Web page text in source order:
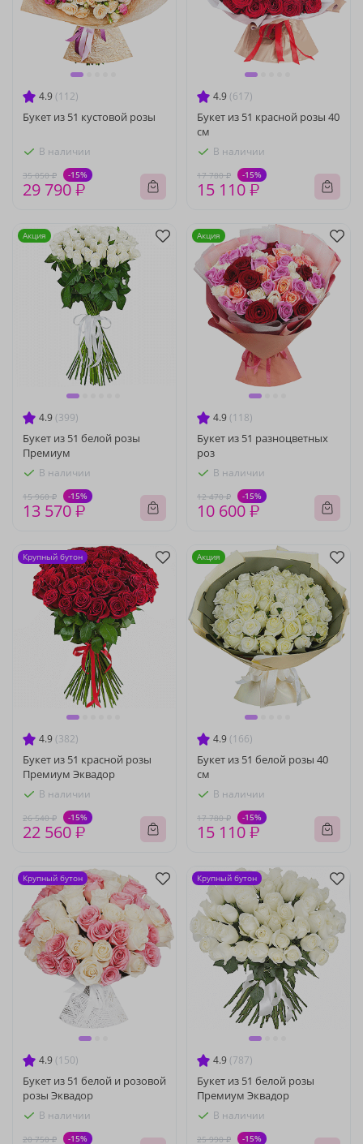
4.9 (112)
Букет из 51 кустовой розы
В наличии
35 050 ₽ -15%
29 790 ₽
4.9 (617)
Букет из 51 красной розы 40
см
В наличии
17 780 ₽ -15%
15 110 ₽
4.9 (399)
Букет из 51 белой розы
Премиум
В наличии
15 960 ₽ -15%
13 570 ₽
Акция
4.9 (118)
Букет из 51 разноцветных
роз
В наличии
12 470 ₽ -15%
10 600 ₽
Акция
4.9 (382)
Букет из 51 красной розы
Премиум Эквадор
В наличии
26 540 ₽ -15%
22 560 ₽
Крупный бутон
4.9 (166)
Букет из 51 белой розы 40
см
В наличии
17 780 ₽ -15%
15 110 ₽
Акция
4.9 (150)
Букет из 51 белой и розовой
розы Эквадор
В наличии
20 750 ₽ -15%
Крупный бутон
4.9 (787)
Букет из 51 белой розы
Премиум Эквадор
В наличии
25 990 ₽ -15%
Крупный бутон